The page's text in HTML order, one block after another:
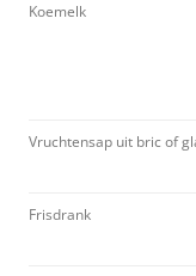
Koemelk
Vruchtensap uit bric of
Frisdrank